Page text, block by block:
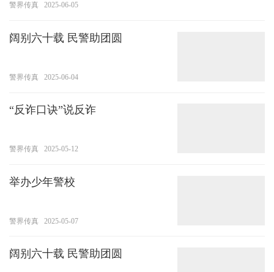
警界传真 2025-06-05
阔别六十载 民警助团圆
警界传真 2025-06-04
“反诈口诀”说反诈
警界传真 2025-05-12
举办少年警校
警界传真 2025-05-07
阔别六十载 民警助团圆